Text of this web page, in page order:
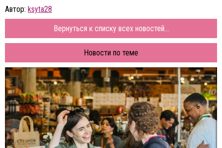
Автор: ksyta28
Вернуться к списку всех новостей...
Новости по теме